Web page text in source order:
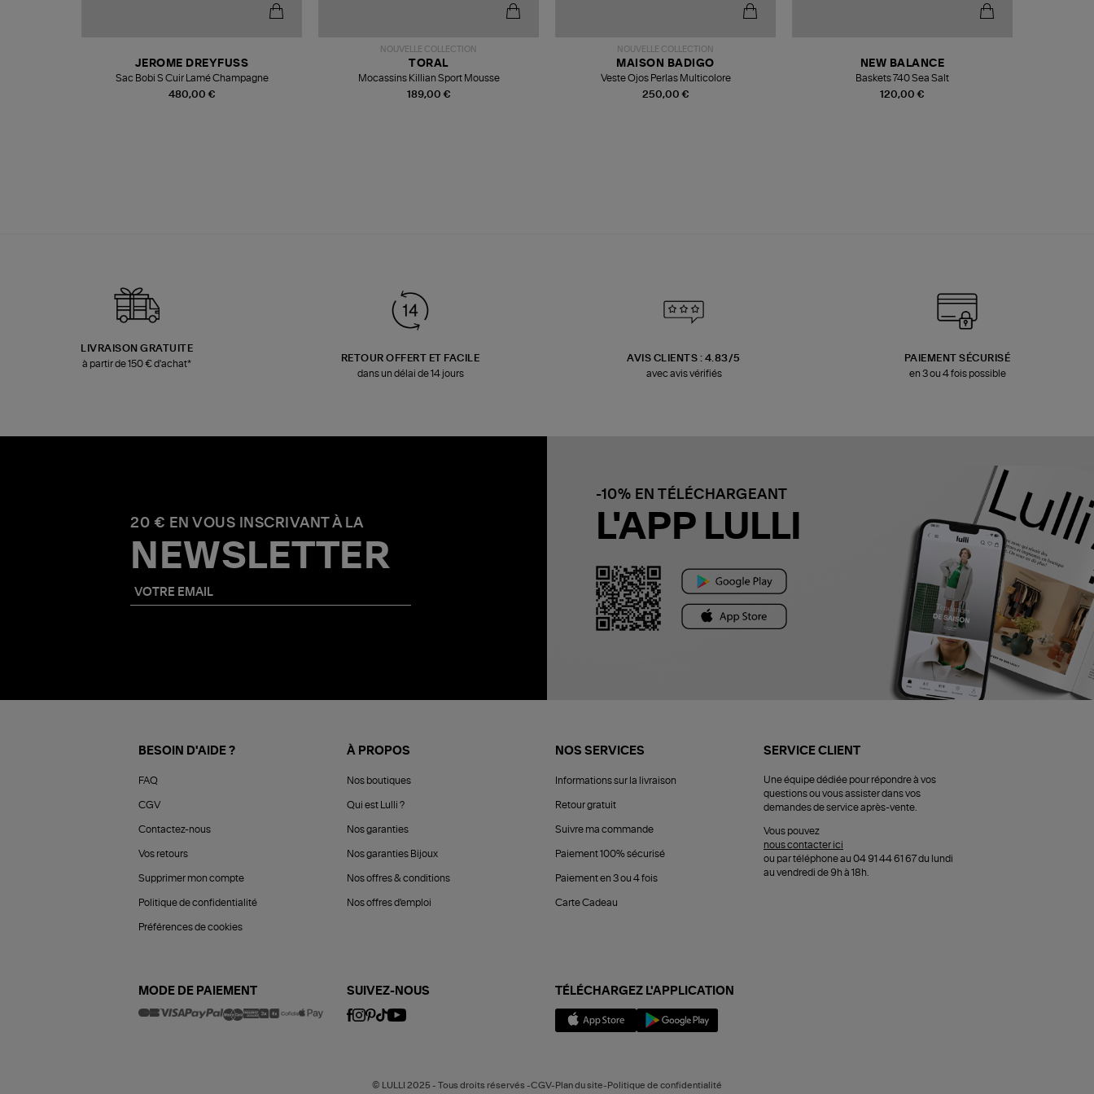
480,00 €
JEROME DREYFUSS
Sac Bobi S Cuir Lamé Champagne
NOUVELLE COLLECTION
189,00 €
TORAL
Mocassins Killian Sport Mousse
NOUVELLE COLLECTION
250,00 €
MAISON BADIGO
Veste Ojos Perlas Multicolore
120,00 €
NEW BALANCE
Baskets 740 Sea Salt
LIVRAISON GRATUITE
à partir de 150 € d'achat*
RETOUR OFFERT ET FACILE
dans un délai de 14 jours
AVIS CLIENTS : 4.83/5
avec avis vérifiés
PAIEMENT SÉCURISÉ
en 3 ou 4 fois possible
20 € EN VOUS INSCRIVANT À LA
NEWSLETTER
-10% EN TÉLÉCHARGEANT
L'APP LULLI
BESOIN D'AIDE ?
FAQ
CGV
Contactez-nous
Vos retours
Supprimer mon compte
Politique de confidentialité
Préférences de cookies
À PROPOS
Nos boutiques
Qui est Lulli ?
Nos garanties
Nos garanties Bijoux
Nos offres & conditions
Nos offres d'emploi
NOS SERVICES
Informations sur la livraison
Retour gratuit
Suivre ma commande
Paiement 100% sécurisé
Paiement en 3 ou 4 fois
Carte Cadeau
SERVICE CLIENT
Une équipe dédiée pour répondre à vos
questions ou vous assister dans vos
demandes de service après-vente.
Vous pouvez
nous contacter ici
ou par téléphone au 04 91 44 61 67 du lundi
au vendredi de 9h à 18h.
MODE DE PAIEMENT SUIVEZ-NOUS TÉLÉCHARGEZ L'APPLICATION
© LULLI 2025 - Tous droits réservés -CGV-Plan du site-Politique de confidentialité